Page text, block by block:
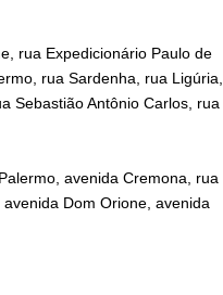
rua Expedicionário Paulo de
rua Sardenha, rua Ligúria,
Sebastião Antônio Carlos, rua
avenida Cremona, rua
Dom Orione, avenida